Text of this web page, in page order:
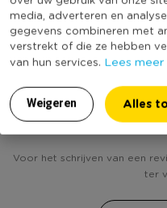
media, adverteren en
gegevens combineren met
verstrekt of die ze hebben
van hun services. Lees meer
Weigeren Alles
Duurzaamheidsscore
Heb jij Opblaasbaar
Voor het schrijven van een
ter